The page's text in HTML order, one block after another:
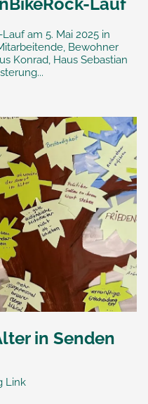
am 5. Mai 2025 in
Bewohner
Konrad, Haus Sebastian
in Senden
Link